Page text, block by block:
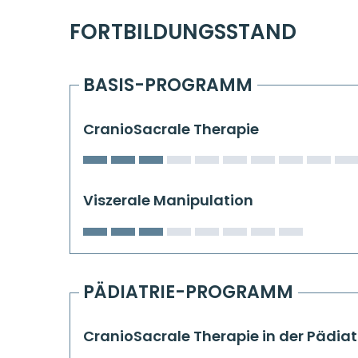
FORTBILDUNGSSTAND
BASIS-PROGRAMM
CranioSacrale Therapie
Viszerale Manipulation
PÄDIATRIE-PROGRAMM
CranioSacrale Therapie in der